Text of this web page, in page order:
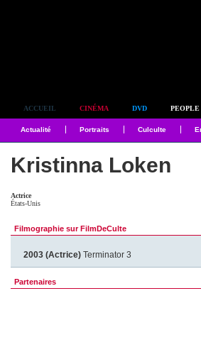
ACCUEIL CINÉMA DVD PEOPLE
Actualité Portraits Culculte
Kristinna Loken
Actrice
États-Unis
Filmographie sur FilmDeCulte
2003 (Actrice) Terminator 3
Partenaires